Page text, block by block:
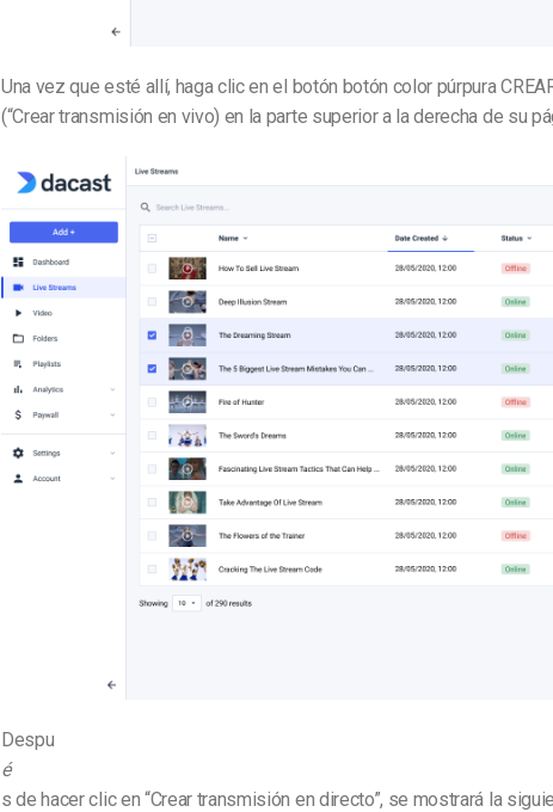
Una vez que esté allí, haga clic en el botón botón color púrpura
(“Crear transmisión en vivo) en la parte superior a la derecha de su
Despu
é
s de hacer clic en “Crear transmisión en directo”, se mostrará la